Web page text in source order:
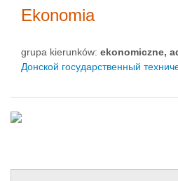
Ekonomia
grupa kierunków: ekonomiczne,
Донской государственный